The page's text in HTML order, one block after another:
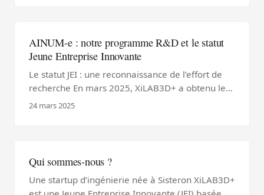
branches d’un arbre. Ce sont les formes que la
nature a optimisées depuis des millions d’années
; nous cherchons à les retrouver par le calcul. ...
AINUM-e : notre programme R&D et le statut
Jeune Entreprise Innovante
Le statut JEI : une reconnaissance de l’effort de
recherche En mars 2025, XiLAB3D+ a obtenu le
statut de Jeune Entreprise Innovante (JEI) auprès
consacrées à des activités de recherche et
développement. Pour nous, c’est la validation
formelle d’un choix de fond : construire une
24 mars 2025
Qui sommes-nous ?
Une startup d’ingénierie née à Sisteron XiLAB3D+